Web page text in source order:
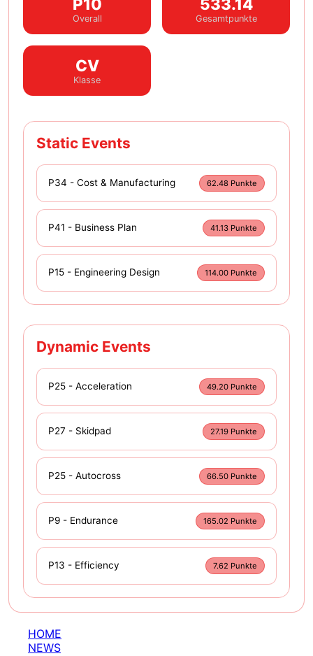
Overall Gesamtpunkte
CV
Klasse
Static Events
P34 - Cost & Manufacturing 62.48 Punkte
P41 - Business Plan 41.13 Punkte
P15 - Engineering Design 114.00 Punkte
Dynamic Events
P25 - Acceleration 49.20 Punkte
P27 - Skidpad 27.19 Punkte
P25 - Autocross 66.50 Punkte
P9 - Endurance 165.02 Punkte
P13 - Efficiency 7.62 Punkte
HOME
NEWS